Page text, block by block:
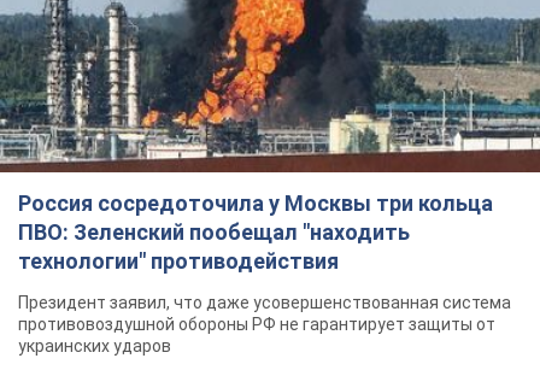
Россия сосредоточила у Москвы три кольца
ПВО: Зеленский пообещал "находить
технологии" противодействия
Президент заявил, что даже усовершенствованная система
противовоздушной обороны РФ не гарантирует защиты от
украинских ударов